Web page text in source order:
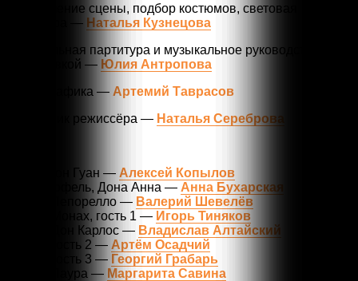
Оформление сцены, подбор костюмов, световая
партитура — Наталья Кузнецова
Музыкальная партитура и музыкальное руководство
постановкой — Юлия Антропова
Видеографика — Артемий Таврасов
Помощник режиссёра — Наталья Сереброва
Фауст, Дон Гуан — Алексей Копылов
Мефистофель, Дона Анна — Анна Бухарская
1й бес, Лепорелло — Валерий Шевелёв
2й бес, Монах, гость 1 — Игорь Тиняков
3й бес, Дон Карлос — Владислав Алтайский
4й бес, гость 2 — Артём Осадчий
5й бес, гость 3 — Георгий Грабарь
6й бес, Лаура — Маргарита Савина